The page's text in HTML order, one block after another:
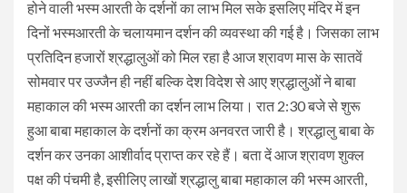
होने वाली भस्म आरती के दर्शनों का लाभ मिल सके इसलिए मंदिर में इन
दिनों भस्मआरती के चलायमान दर्शन की व्यवस्था की गई है। जिसका लाभ
प्रतिदिन हजारों श्रद्धालुओं को मिल रहा है आज श्रावण मास के सातवें
सोमवार पर उज्जैन ही नहीं बल्कि देश विदेश से आए श्रद्धालुओं ने बाबा
महाकाल की भस्म आरती का दर्शन लाभ लिया। रात 2:30 बजे से शुरू
हुआ बाबा महाकाल के दर्शनों का क्रम अनवरत जारी है। श्रद्धालु बाबा के
दर्शन कर उनका आशीर्वाद प्राप्त कर रहे हैं। बता दें आज श्रावण शुक्ल
पक्ष की पंचमी है, इसीलिए लाखों श्रद्धालु बाबा महाकाल की भस्म आरती,